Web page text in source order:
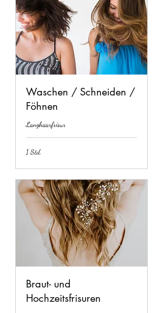
Waschen / Schneiden /
Föhnen
Langhaarfrisur
1 Std.
Braut- und
Hochzeitsfrisuren